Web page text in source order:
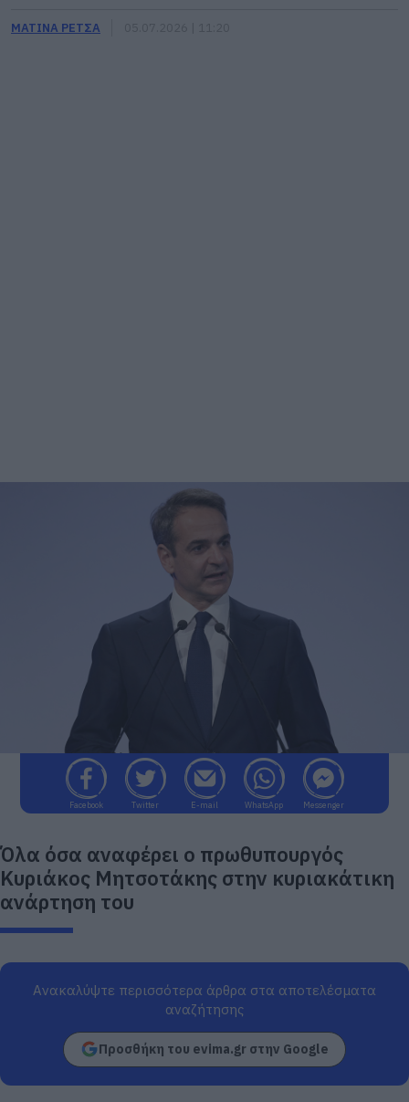
ΜΑΤΙΝΑ ΡΕΤΣΑ
Facebook Twitter E-mail WhatsApp Messenger
Όλα όσα αναφέρει ο πρωθυπουργός
Κυριάκος Μητσοτάκης στην κυριακάτικη
ανάρτηση του
Ανακαλύψτε περισσότερα άρθρα στα αποτελέσματα
αναζήτησης
Προσθήκη του evima.gr στην Google